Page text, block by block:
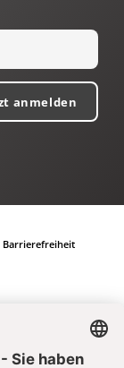
anmelden
Barrierefreiheit